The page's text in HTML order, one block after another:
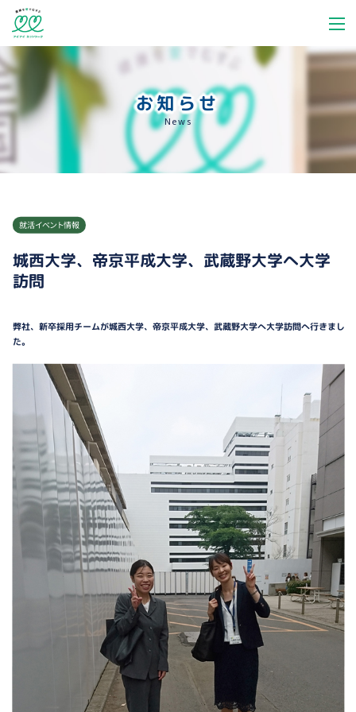
お知らせ
News
就活イベント情報
城西大学、帝京平成大学、武蔵野大学へ大学
訪問
弊社、新卒採用チームが城西大学、帝京平成大学、武蔵野大学へ大学訪問へ行きまし
た。